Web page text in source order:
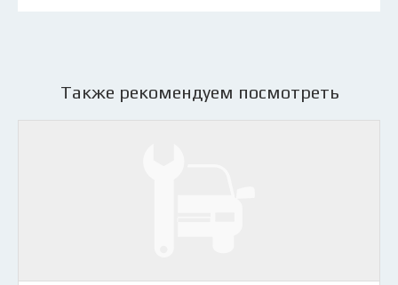
Также рекомендуем посмотреть